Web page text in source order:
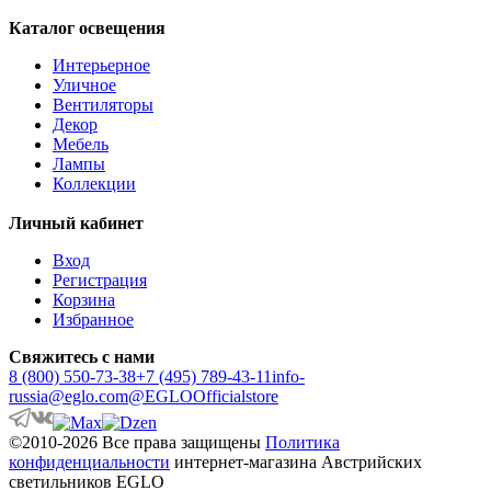
ANJABE
ANTELAO
ANTIPOLO
ANWICK
ANWICK 1
ANZINO
APRICALE
ARACENA
ARANZOLA
ARGOLIS 2
ARISCANI
ARISCANI 2
ARNHEM
ARTANA
ASBY
ASINDRO
ATOLLARI
AULIYE
AUROTONELLO
AUSTELL
Каталог освещения
Интерьерное
Уличное
Вентиляторы
Декор
Мебель
Лампы
Коллекции
Личный кабинет
Вход
Регистрация
Корзина
Избранное
Свяжитесь с нами
8 (800) 550-73-38+7 (495) 789-43-11info-
russia@eglo.com@EGLOOfficialstore
©2010-2026 Все права защищены Политика
конфиденциальности интернет-магазина Австрийских
светильников EGLO